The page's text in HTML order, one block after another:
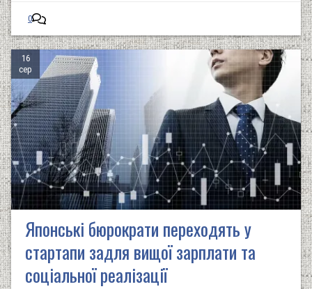
0
16
сер
Японські бюрократи переходять у
стартапи задля вищої зарплати та
соціальної реалізації